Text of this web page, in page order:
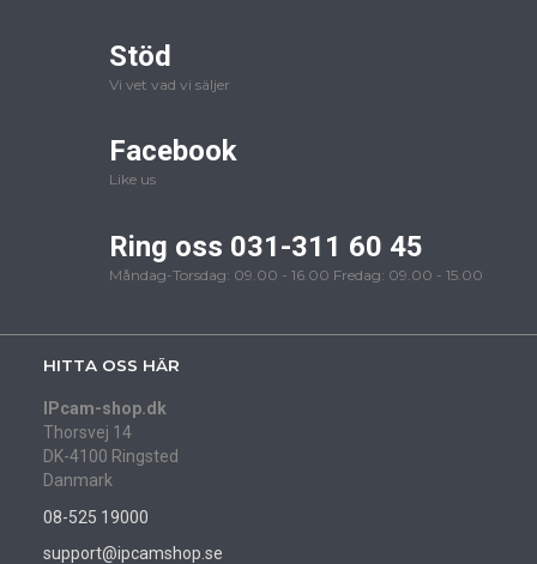
Stöd
Vi vet vad vi säljer
Facebook
Like us
Ring oss 031-311 60 45
Måndag-Torsdag: 09.00 - 16.00 Fredag: 09.00 - 15.00
HITTA OSS HÄR
IPcam-shop.dk
Thorsvej 14
DK-4100 Ringsted
Danmark
08-525 19000
support@ipcamshop.se